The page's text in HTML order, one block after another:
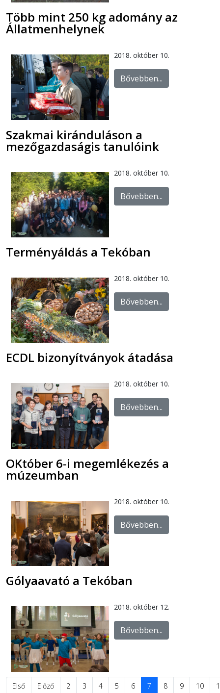
Több mint 250 kg adomány az
Állatmenhelynek
2018. október 10.
Bővebben...
Szakmai kiránduláson a
mezőgazdaságis tanulóink
2018. október 10.
Bővebben...
Terményáldás a Tekóban
2018. október 10.
Bővebben...
ECDL bizonyítványok átadása
2018. október 10.
Bővebben...
OKtóber 6-i megemlékezés a
múzeumban
2018. október 10.
Bővebben...
Gólyaavató a Tekóban
2018. október 12.
Bővebben...
Első Előző 2 3 4 5 6 7 8 9 10